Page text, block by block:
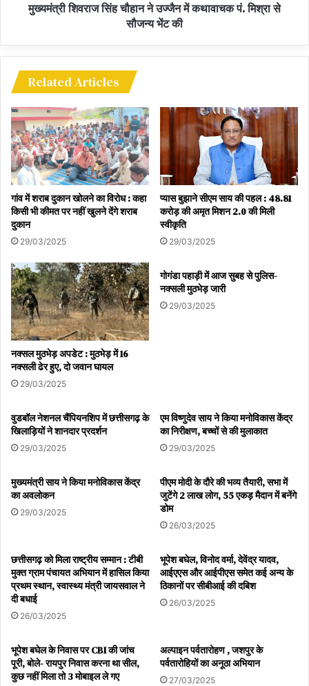
मुख्यमंत्री शिवराज सिंह चौहान ने उज्जैन में कथावाचक पं. मिश्रा से
सौजन्य भेंट की
Related Articles
गांव में शराब दुकान खोलने का विरोध : कहा
किसी भी कीमत पर नहीं खुलने देंगे शराब
दुकान
29/03/2025
प्यास बुझाने सीएम साय की पहल : 48.81
करोड़ की अमृत मिशन 2.0 की मिली
स्वीकृति
29/03/2025
नक्सल मुठभेड़ अपडेट : मुठभेड़ में 16
नक्सली ढेर हुए, दो जवान घायल
29/03/2025
गोगंडा पहाड़ी में आज सुबह से पुलिस-
नक्सली मुठभेड़ जारी
29/03/2025
वुडबॉल नेशनल चैंपियनशिप में छत्तीसगढ़ के
खिलाड़ियों ने शानदार प्रदर्शन
29/03/2025
एम विष्णुदेव साय ने किया मनोविकास केंद्र
का निरीक्षण, बच्चों से की मुलाकात
29/03/2025
मुख्यमंत्री साय ने किया मनोविकास केंद्र
का अवलोकन
29/03/2025
पीएम मोदी के दौरे की भव्य तैयारी, सभा में
जुटेंगे 2 लाख लोग, 55 एकड़ मैदान में बनेंगे
डोम
26/03/2025
छत्तीसगढ़ को मिला राष्ट्रीय सम्मान : टीबी
मुक्त ग्राम पंचायत अभियान में हासिल किया
प्रथम स्थान, स्वास्थ्य मंत्री जायसवाल ने
दी बधाई
26/03/2025
भूपेश बघेल, विनोद वर्मा, देवेंद्र यादव,
आईएएस और आईपीएस समेत कई अन्य के
ठिकानों पर सीबीआई की दबिश
26/03/2025
भूपेश बघेल के निवास पर CBI की जांच
पूरी, बोले- रायपुर निवास करना था सील,
कुछ नहीं मिला तो 3 मोबाइल ले गए
अल्पाइन पर्वतारोहण , जशपुर के
पर्वतारोहियों का अनूठा अभियान
27/03/2025